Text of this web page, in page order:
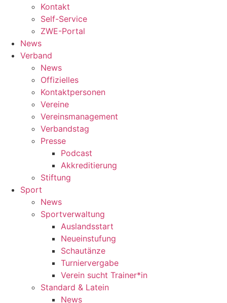
Kontakt
Self-Service
ZWE-Portal
News
Verband
News
Offizielles
Kontaktpersonen
Vereine
Vereinsmanagement
Verbandstag
Presse
Podcast
Akkreditierung
Stiftung
Sport
News
Sportverwaltung
Auslandsstart
Neueinstufung
Schautänze
Turniervergabe
Verein sucht Trainer*in
Standard & Latein
News